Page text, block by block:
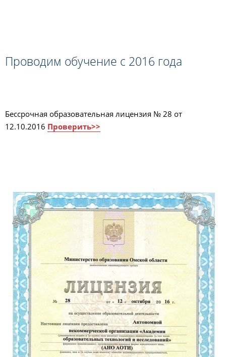
Проводим обучение с 2016 года
Бессрочная образовательная лицензия № 28 от
12.10.2016 Проверить>>